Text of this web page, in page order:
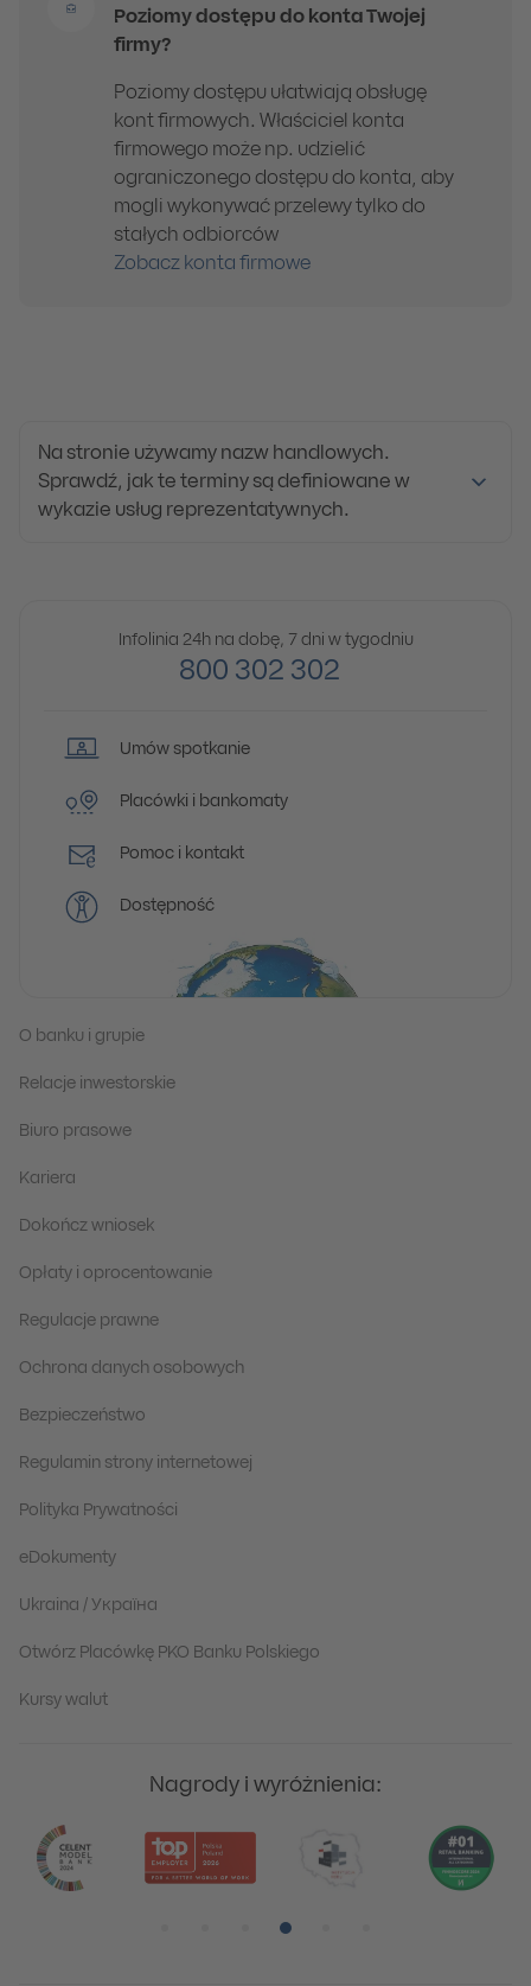
Poziomy dostępu do konta Twojej
firmy?
Poziomy dostępu ułatwiają obsługę
kont firmowych. Właściciel konta
firmowego może np. udzielić
ograniczonego dostępu do konta, aby
mogli wykonywać przelewy tylko do
stałych odbiorców
Zobacz konta firmowe
Na stronie używamy nazw handlowych.
Sprawdź, jak te terminy są definiowane w
wykazie usług reprezentatywnych.
Infolinia 24h na dobę, 7 dni w tygodniu
800 302 302
Umów spotkanie
Placówki i bankomaty
Pomoc i kontakt
Dostępność
O banku i grupie
Relacje inwestorskie
Biuro prasowe
Kariera
Dokończ wniosek
Opłaty i oprocentowanie
Regulacje prawne
Ochrona danych osobowych
Bezpieczeństwo
Regulamin strony internetowej
Polityka Prywatności
eDokumenty
Ukraina / Україна
Otwórz Placówkę PKO Banku Polskiego
Kursy walut
Nagrody i wyróżnienia: